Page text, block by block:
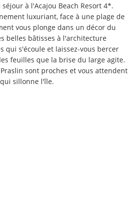
à l'Acajou Beach Resort 4*.
luxuriant, face à une plage de
vous plonge dans un décor du
belles bâtisses à l'architecture
qui s'écoule et laissez-vous bercer
feuilles que la brise du large agite.
sont proches et vous attendent
sillonne l'île.